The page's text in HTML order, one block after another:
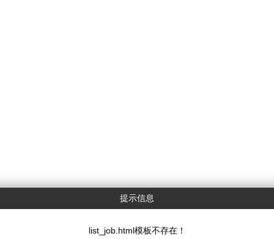
提示信息
list_job.html模板不存在！